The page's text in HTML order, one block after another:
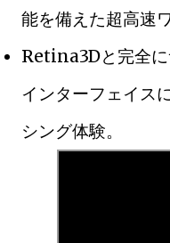
能を備えた超高速
Retina3Dと完全
インターフェイス
シング体験。